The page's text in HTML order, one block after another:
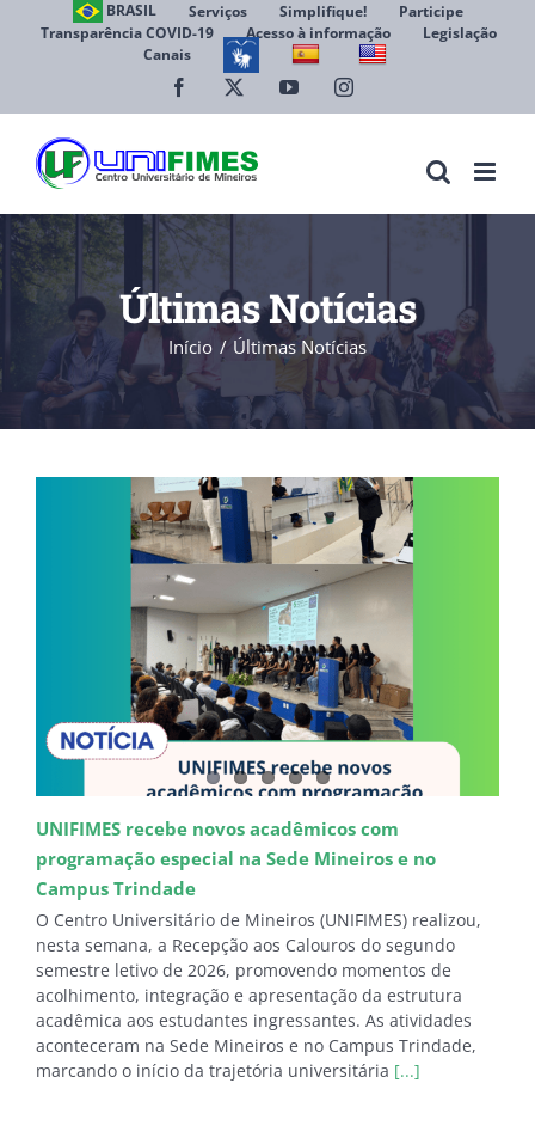
BRASIL Serviços Simplifique!
Participe
Transparência COVID-19
Acesso à informação
Legislação
Canais
Facebook YouTubeInstagram
Últimas Notícias
Início Últimas Notícias
UNIFIMES recebe novos acadêmicos com
programação especial na Sede Mineiros e no
Campus Trindade
O Centro Universitário de Mineiros (UNIFIMES) realizou,
nesta semana, a Recepção aos Calouros do segundo
semestre letivo de 2026, promovendo momentos de
acolhimento, integração e apresentação da estrutura
acadêmica aos estudantes ingressantes. As atividades
aconteceram na Sede Mineiros e no Campus Trindade,
marcando o início da trajetória universitária [...]